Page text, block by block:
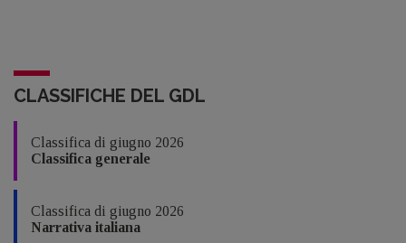
CLASSIFICHE DEL GDL
Classifica di giugno 2026
Classifica generale
Classifica di giugno 2026
Narrativa italiana